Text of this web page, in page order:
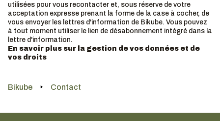
utilisées pour vous recontacter et, sous réserve de votre
acceptation expresse prenant la forme de la case à cocher, de
vous envoyer les lettres d'information de Bikube. Vous pouvez
à tout moment utiliser le lien de désabonnement intégré dans la
lettre d'information.
En savoir plus sur la gestion de vos données et de
vos droits
Bikube Contact